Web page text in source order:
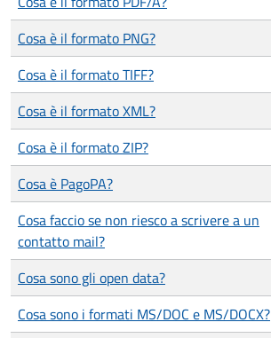
Cosa è il formato PNG?
Cosa è il formato TIFF?
Cosa è il formato XML?
Cosa è il formato ZIP?
Cosa è PagoPA?
Cosa faccio se non riesco a scrivere a un
contatto mail?
Cosa sono gli open data?
Cosa sono i formati MS/DOC e MS/DOCX?